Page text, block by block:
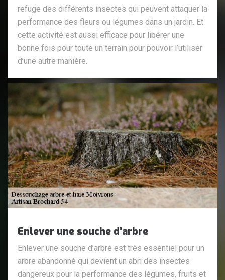
refuge des différents insectes qui peuvent attaquer la
performance des fleurs ou légumes dans un jardin. Et
cette activité est aussi efficace pour libérer une
bonne fois pour toute un terrain pour pouvoir l’utiliser
d’une autre manière.
Enlever une souche d’arbre
Enlever une souche d’arbre est très essentiel pour un
arbre abandonné qui devient un abri des insectes
dangereux pour la performance des légumes, fruits et